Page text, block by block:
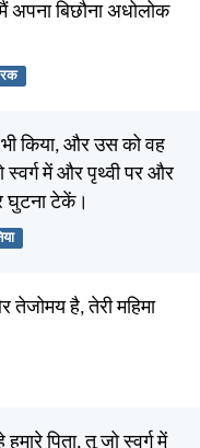
अपना बिछौना अधोलोक
किया, और उस को वह
स्वर्ग में और पृथ्वी पर और
घुटना टेकें।
है, तेरी महिमा
पिता, तू जो स्वर्ग में